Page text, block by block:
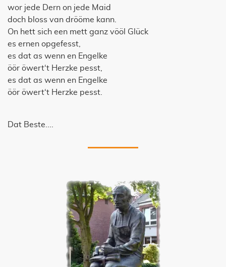
wor jede Dern on jede Maid
doch bloss van drööme kann.
On hett sich een mett ganz vööl Glück
es ernen opgefesst,
es dat as wenn en Engelke
öör öwert‘t Herzke pesst,
es dat as wenn en Engelke
öör öwert‘t Herzke pesst.
Dat Beste....